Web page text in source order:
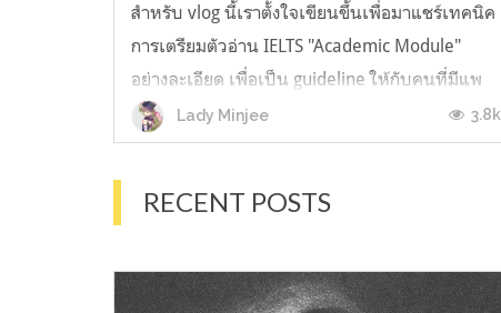
สำหรับ vlog นี้เราตั้งใจเขียนขึ้นเพื่อมาแชร์เทคนิค
การเตรียมตัวอ่าน IELTS "Academic Module"
อย่างละเอียด เพื่อเป็น guideline ให้กับคนที่มีแพ
ลนจะสอบแต่ไม่รู้ต้องเริ่มตรงไหน หรืออยากจะได้
ข้อมูลเพิ่มเติมมาเสริมความมั่นใจจากที่ตัวเองเรียน
Lady Minjee 3.8k
RECENT POSTS